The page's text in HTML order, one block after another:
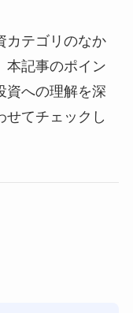
カテゴリのなか
本記事のポイン
資への理解を深
せてチェックし